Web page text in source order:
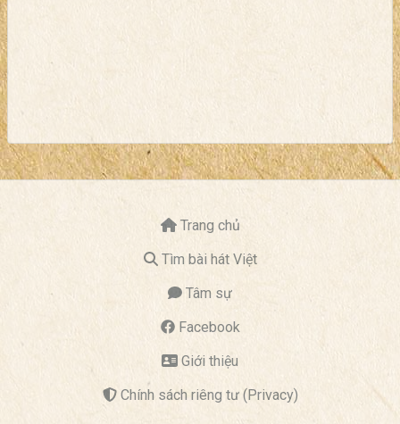
Trang chủ
Tìm bài hát Việt
Tâm sự
Facebook
Giới thiệu
Chính sách riêng tư (Privacy)